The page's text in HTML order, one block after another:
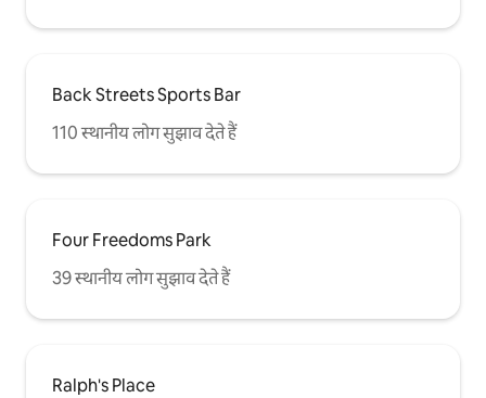
Back Streets Sports Bar
110 स्थानीय लोग सुझाव देते हैं
Four Freedoms Park
39 स्थानीय लोग सुझाव देते हैं
Ralph's Place